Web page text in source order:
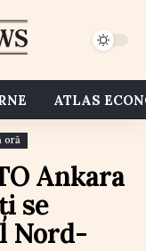
ATLAS
oră
Ankara
se
Nord-